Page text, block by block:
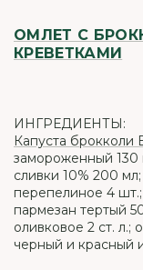
ОМЛЕТ С
КРЕВЕТКАМИ
ИНГРЕДИЕНТЫ:
Капуста брокколи
замороженный 130
сливки 10% 200
перепелиное 4
пармезан тертый
оливковое 2 ст. л.;
черный и красный